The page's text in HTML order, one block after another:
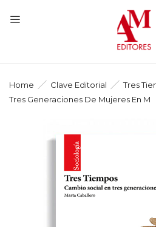
Home Clave Editorial
Tres
Tres Generaciones De Mujeres En M